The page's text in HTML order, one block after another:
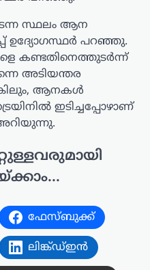
സ്ഥലം ആന
ഉദ്യോഗസ്ഥർ പറഞ്ഞു.
കണ്ടതിനെത്തുടർന്ന്
അടിയന്തര
ആനകൾ
ഇടിച്ചപ്പോഴാണ്
ഫേസ്ബുക്ക്
ലിങ്ക്ഡ്ഇൻ